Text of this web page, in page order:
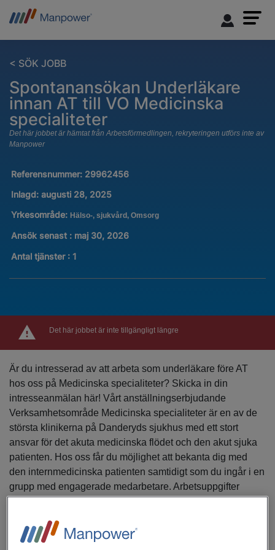
< SÖK JOBB
Spontanansökan Underläkare
innan AT till VO Medicinska
specialiteter
Det här jobbet är hämtat från Arbetsförmedlingen, rekryteringen utförs inte av
Manpower
Referensnummer: 29962456
Inlagd: augusti 28, 2025
Yrkesområde: Hälso-, sjukvård, Omsorg
Ansök senast : maj 30, 2026
Antal tjänster : 1
Det här jobbet är inte tillgängligt längre
Är du intresserad av att arbeta som underläkare före AT
hos oss på Medicinska specialiteter? Skicka in din
intresseanmälan här! Vårt anställningserbjudande
Verksamhetsområde Medicinska specialiteter är en av de
största klinikerna på Danderyds sjukhus med ett stort
ansvar för det akuta medicinska flödet och den akut sjuka
patienten. Hos oss får du möjlighet att bekanta dig med
den internmedicinska patienten samtidigt som du ingår i en
grupp med engagerade medarbetare. Arbetsuppgifter
sedvanligt rondarbete med bedömning av patienter,
daganteckningar, utskrivningar och remisser. På